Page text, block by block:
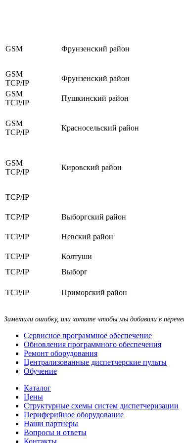
GSM Фрунзенский район
GSM
TCP/IP
Фрунзенский район
GSM
TCP/IP
Пушкинский район
GSM
TCP/IP
Красносельский район
GSM
TCP/IP
Кировский район
TCP/IP
TCP/IP
Выборгский район
TCP/IP
Невский район
TCP/IP
Колтуши
TCP/IP
Выборг
TCP/IP Приморский район
Заметили ошибку, или хотите чтобы мы добавили в
Сервисное программное обеспечение
Обновления программного обеспечения
Ремонт оборудования
Централизованные диспетчерские пульты
Обучение
Каталог
Цены
Структурные схемы систем диспетчеризации
Периферийное оборудование
Наши партнеры
Вопросы и ответы
Контакты